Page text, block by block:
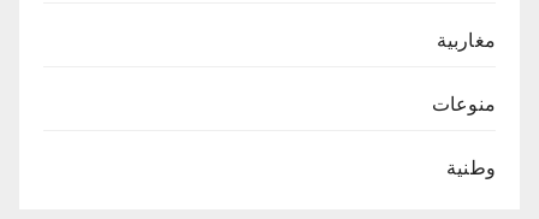
مغاربية
منوعات
وطنية